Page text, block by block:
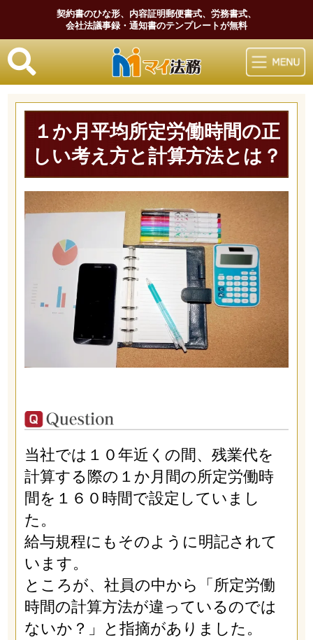
契約書のひな形、内容証明郵便書式、労務書式、
会社法議事録・通知書のテンプレートが無料
マイ法務
１か月平均所定労働時間の正
しい考え方と計算方法とは？
当社では１０年近くの間、残業代を
計算する際の１か月間の所定労働時
間を１６０時間で設定していまし
た。
給与規程にもそのように明記されて
います。
ところが、社員の中から「所定労働
時間の計算方法が違っているのでは
ないか？」と指摘がありました。